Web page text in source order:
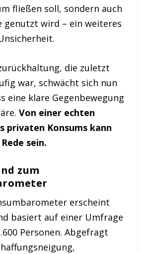
fließen soll, sondern auch
genutzt wird – ein weiteres
die zuletzt
war, schwächt sich nun
eine klare Gegenbewegung
Von einer echten
privaten Konsums kann
sein.
zum
erscheint
basiert auf einer Umfrage
Personen. Abgefragt